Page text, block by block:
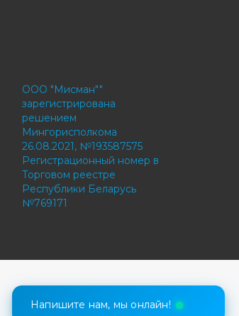
ООО "Мисман""
зарегистрирована
решением
Мингорисполкома
26.08.2021, №193587575
Регистрационный номер в
Торговом реестре
Республики Беларусь
№769171
Напишите нам, мы онлайн!